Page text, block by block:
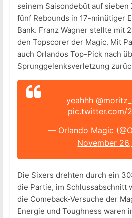
seinem Saisondebüt auf sieben
fünf Rebounds in 17-minütiger
Bank. Franz Wagner stellte mit
den Topscorer der Magic. Mit
auch Orlandos Top-Pick nach
Sprunggelenksverletzung
yeahhh
pic.twitter.com/
— Orlando Magic
November
Die Sixers drehten durch ein
die Partie, im Schlussabschnitt
die Comeback-Versuche der
Energie und Toughness waren